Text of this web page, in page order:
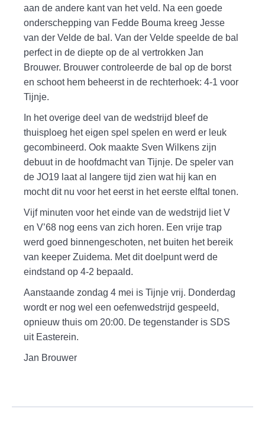
aan de andere kant van het veld. Na een goede
onderschepping van Fedde Bouma kreeg Jesse
van der Velde de bal. Van der Velde speelde de bal
perfect in de diepte op de al vertrokken Jan
Brouwer. Brouwer controleerde de bal op de borst
en schoot hem beheerst in de rechterhoek: 4-1 voor
Tijnje.
In het overige deel van de wedstrijd bleef de
thuisploeg het eigen spel spelen en werd er leuk
gecombineerd. Ook maakte Sven Wilkens zijn
debuut in de hoofdmacht van Tijnje. De speler van
de JO19 laat al langere tijd zien wat hij kan en
mocht dit nu voor het eerst in het eerste elftal tonen.
Vijf minuten voor het einde van de wedstrijd liet V
en V’68 nog eens van zich horen. Een vrije trap
werd goed binnengeschoten, net buiten het bereik
van keeper Zuidema. Met dit doelpunt werd de
eindstand op 4-2 bepaald.
Aanstaande zondag 4 mei is Tijnje vrij. Donderdag
wordt er nog wel een oefenwedstrijd gespeeld,
opnieuw thuis om 20:00. De tegenstander is SDS
uit Easterein.
Jan Brouwer